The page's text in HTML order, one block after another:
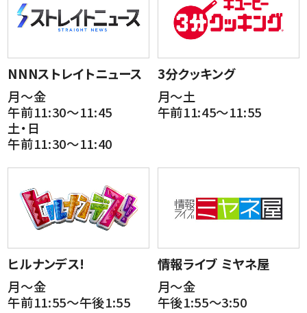
NNNストレイトニュース
月～金
午前11:30～11:45
土・日
午前11:30～11:40
3分クッキング
月～土
午前11:45～11:55
ヒルナンデス!
月～金
午前11:55～午後1:55
情報ライブ ミヤネ屋
月～金
午後1:55～3:50